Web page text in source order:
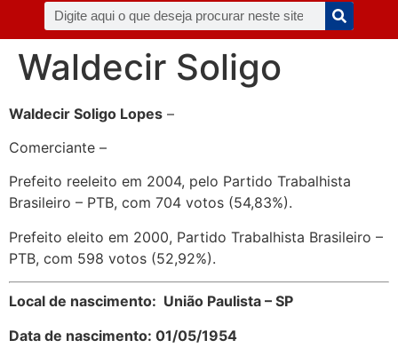
Waldecir Soligo
Waldecir Soligo Lopes –
Comerciante –
Prefeito reeleito em 2004, pelo Partido Trabalhista
Brasileiro – PTB, com 704 votos (54,83%).
Prefeito eleito em 2000, Partido Trabalhista Brasileiro –
PTB, com 598 votos (52,92%).
Local de nascimento: União Paulista – SP
Data de nascimento: 01/05/1954